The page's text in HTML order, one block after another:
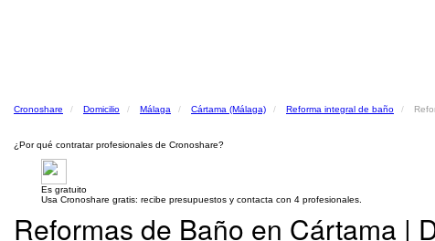
Cronoshare Domicilio Málaga Cártama (Málaga) Reforma integral de baño
¿Por qué contratar profesionales de Cronoshare?
Es gratuito
Usa Cronoshare gratis: recibe presupuestos y contacta con 4 profesionales.
Reformas de Baño en Cártama |